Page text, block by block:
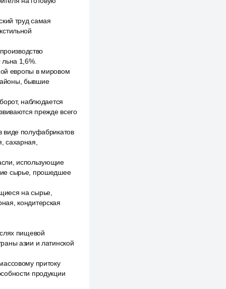
труд самая
1,6%.
европы в мировом
бывшие
наблюдается
прежде всего
виде полуфабрикатов
сахарная,
использующие
сырье, прошедшее
на сырье,
кондитерская
пищевой
азии и латинской
притоку
продукции